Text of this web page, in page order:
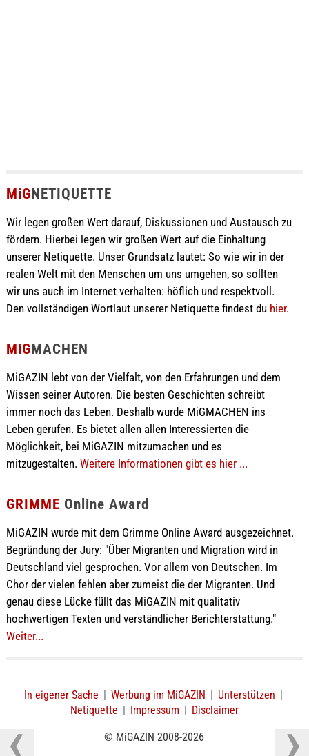
MiGNETIQUETTE
Wir legen großen Wert darauf, Diskussionen und Austausch zu
fördern. Hierbei legen wir großen Wert auf die Einhaltung
unserer Netiquette. Unser Grundsatz lautet: So wie wir in der
realen Welt mit den Menschen um uns umgehen, so sollten
wir uns auch im Internet verhalten: höflich und respektvoll.
Den vollständigen Wortlaut unserer Netiquette findest du hier.
MiGMACHEN
MiGAZIN lebt von der Vielfalt, von den Erfahrungen und dem
Wissen seiner Autoren. Die besten Geschichten schreibt
immer noch das Leben. Deshalb wurde MiGMACHEN ins
Leben gerufen. Es bietet allen allen Interessierten die
Möglichkeit, bei MiGAZIN mitzumachen und es
mitzugestalten. Weitere Informationen gibt es hier ...
GRIMME Online Award
MiGAZIN wurde mit dem Grimme Online Award ausgezeichnet.
Begründung der Jury: "Über Migranten und Migration wird in
Deutschland viel gesprochen. Vor allem von Deutschen. Im
Chor der vielen fehlen aber zumeist die der Migranten. Und
genau diese Lücke füllt das MiGAZIN mit qualitativ
hochwertigen Texten und verständlicher Berichterstattung."
Weiter...
In eigener Sache | Werbung im MiGAZIN | Unterstützen |
Netiquette | Impressum | Disclaimer
© MiGAZIN 2008-2026